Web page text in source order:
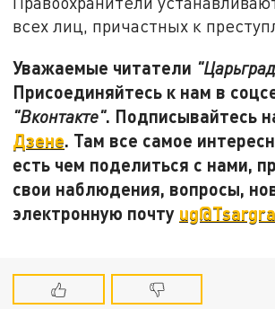
всех лиц, причастных к
Уважаемые читатели
Присоединяйтесь к нам в
"Вконтакте". Подписывайтесь
Дзене. Там все самое
есть чем поделиться с нами,
свои наблюдения, вопросы,
электронную почту